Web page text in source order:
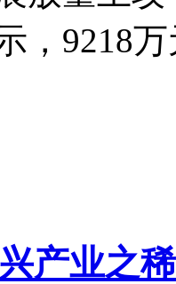
，9218
产业之